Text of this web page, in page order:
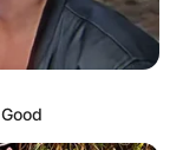
KONCERT
KINOTEKA